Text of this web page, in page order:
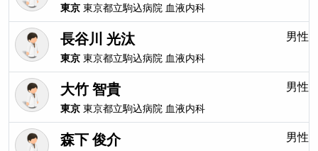
東京 東京都立駒込病院 血液内科
長谷川 光汰
東京 東京都立駒込病院 血液内科
男性
大竹 智貴
東京 東京都立駒込病院 血液内科
男性
森下 俊介 男性